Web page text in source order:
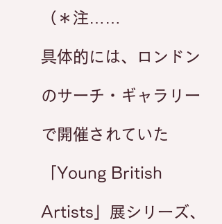
（＊注……
具体的には、ロンドン
のサーチ・ギャラリー
で開催されていた
「Young British
Artists」展シリーズ、